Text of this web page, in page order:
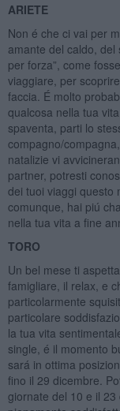
ARIETE
Non é che ci vai per
amante del caldo, del
per forza”, come
viaggiare, per
faccia. É molto
qualcosa nella tua
spaventa, parti lo
compagno/
natalizie vi
partner, potresti
dei tuoi viaggi questo
comunque, hai piú
nella tua vita a fine
TORO
Un bel mese ti
famigliare, il relax, e
particolarmente
particolare
la tua vita
single, é il momento
sará in ottima
fino il 29 dicembre.
giornate del 10 e il